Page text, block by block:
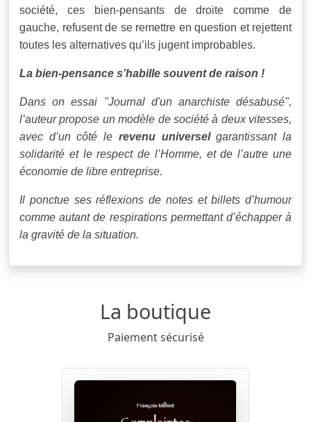
société, ces bien-pensants de droite comme de
gauche, refusent de se remettre en question et rejettent
toutes les alternatives qu’ils jugent improbables.
La bien-pensance s’habille souvent de raison !
Dans on essai "Journal d'un anarchiste désabusé",
l’auteur propose un modèle de société à deux vitesses,
avec d’un côté le revenu universelgarantissant la
solidarité et le respect de l’Homme, et de l’autre une
économie de libre entreprise.
Il ponctue ses réflexions de notes et billets d’humour
comme autant de respirations permettant d’échapper à
la gravité de la situation.
La boutique
Paiement sécurisé